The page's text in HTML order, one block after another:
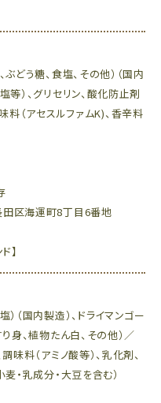
どう糖、食塩、その他）（国内
等）、グリセリン、酸化防止剤
料（アセスルファムK)、香辛料
区海運町8丁目6番地
】
（国内製造）、ドライマンゴー
身、植物たん白、その他）／
味料（アミノ酸等）、乳化剤、
・乳成分・大豆を含む）